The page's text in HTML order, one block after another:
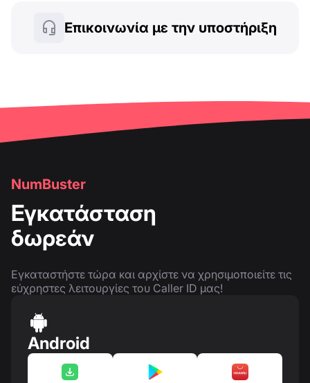
Επικοινωνία με την υποστήριξη
NumBuster
Εγκατάσταση
δωρεάν
Εγκαταστήστε τώρα και αρχίστε να χρησιμοποιείτε τις
εύχρηστες λειτουργίες του Caller ID μας!
Android